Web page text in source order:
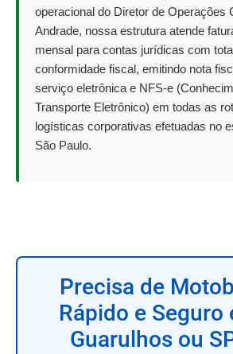
operacional do Diretor de Operações
Andrade, nossa estrutura atende
mensal para contas jurídicas com
conformidade fiscal, emitindo nota
serviço eletrônica e NFS-e
Transporte Eletrônico) em todas as
logísticas corporativas efetuadas no
São Paulo.
Precisa de
Rápido e Seguro
Guarulhos ou